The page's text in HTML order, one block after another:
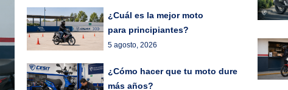
¿Cuál es la mejor moto
para principiantes?
5 agosto, 2026
¿Cómo hacer que tu moto dure
más años?